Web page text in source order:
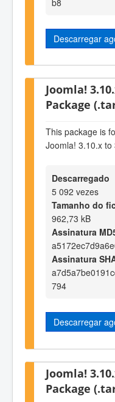
b8
Descarregar
Joomla!
Package
This package is
Joomla! 3.10.x to
Descarregado
5 092 vezes
Tamanho do
962,73 kB
Assinatura
Assinatura
794
Descarregar
Joomla!
Package